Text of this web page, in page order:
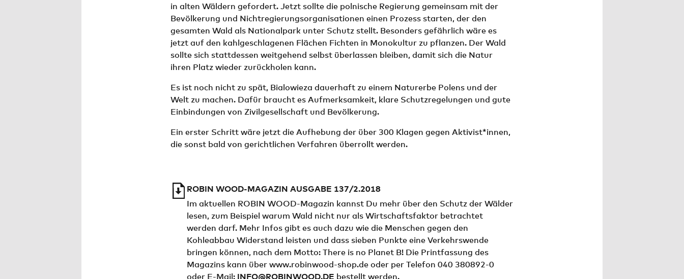
in alten Wäldern gefordert. Jetzt sollte die polnische Regierung gemeinsam mit der
Bevölkerung und Nichtregierungsorganisationen einen Prozess starten, der den
gesamten Wald als Nationalpark unter Schutz stellt. Besonders gefährlich wäre es
jetzt auf den kahlgeschlagenen Flächen Fichten in Monokultur zu pflanzen. Der Wald
sollte sich stattdessen weitgehend selbst überlassen bleiben, damit sich die Natur
ihren Platz wieder zurückholen kann.
Es ist noch nicht zu spät, Bialowieza dauerhaft zu einem Naturerbe Polens und der
Welt zu machen. Dafür braucht es Aufmerksamkeit, klare Schutzregelungen und gute
Einbindungen von Zivilgesellschaft und Bevölkerung.
Ein erster Schritt wäre jetzt die Aufhebung der über 300 Klagen gegen Aktivist*innen,
die sonst bald von gerichtlichen Verfahren überrollt werden.
ROBIN WOOD-MAGAZIN AUSGABE 137/2.2018
Im aktuellen ROBIN WOOD-Magazin kannst Du mehr über den Schutz der Wälder
lesen, zum Beispiel warum Wald nicht nur als Wirtschaftsfaktor betrachtet
werden darf. Mehr Infos gibt es auch dazu wie die Menschen gegen den
Kohleabbau Widerstand leisten und dass sieben Punkte eine Verkehrswende
bringen können, nach dem Motto: There is no Planet B! Die Printfassung des
Magazins kann über www.robinwood-shop.de oder per Telefon 040 380892-0
oder E-Mail: INFO@ROBINWOOD.DE bestellt werden.